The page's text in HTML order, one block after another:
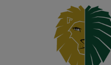
Hauptinhalt springen
Zur Suche springen
Zur Hauptnavigation